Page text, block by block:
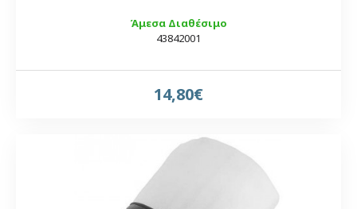
Άμεσα Διαθέσιμο
43842001
14,80€